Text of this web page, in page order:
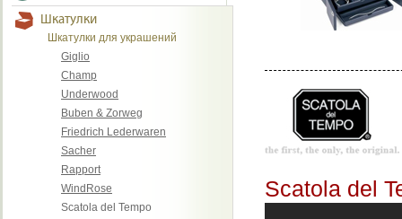
Шкатулки
Шкатулки для украшений
Giglio
Champ
Underwood
Buben & Zorweg
Friedrich Lederwaren
Sacher
Rapport
WindRose
Scatola del Tempo
Scatola del